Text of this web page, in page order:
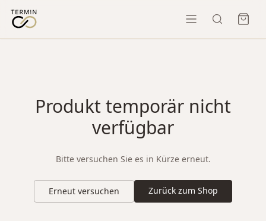
Produkt temporär nicht
verfügbar
Bitte versuchen Sie es in Kürze erneut.
Erneut versuchen Zurück zum Shop